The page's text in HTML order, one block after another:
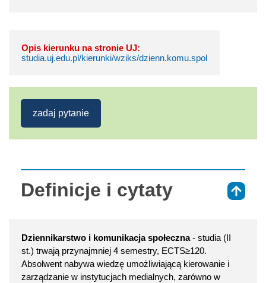
Opis kierunku na stronie UJ:
studia.uj.edu.pl/kierunki/wziks/dzienn.komu.spol
zadaj pytanie
Definicje i cytaty
Dziennikarstwo i komunikacja społeczna- studia (II
st.) trwają przynajmniej 4 semestry, ECTS≥120.
Absolwent nabywa wiedzę umożliwiającą kierowanie i
zarządzanie w instytucjach medialnych, zarówno w